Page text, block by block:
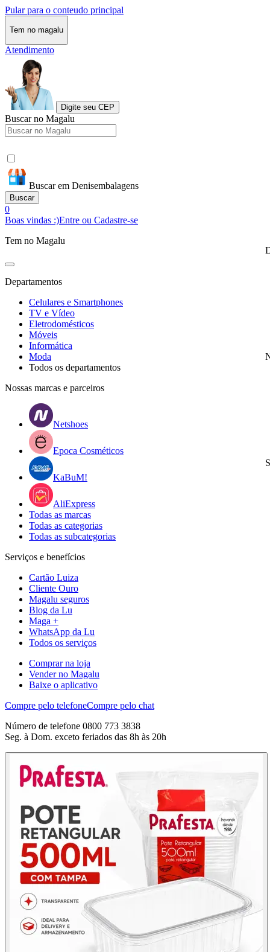
Pular para o conteudo principal
Tem no magalu
Atendimento
Digite seu CEP
Buscar no Magalu
Buscar em Denisembalagens
Buscar
0
Boas vindas :)Entre ou Cadastre-se
Tem no Magalu
Departamentos
Celulares e Smartphones
TV e Vídeo
Eletrodomésticos
Móveis
Informática
Moda
Todos os departamentos
Nossas marcas e parceiros
Netshoes
Epoca Cosméticos
KaBuM!
AliExpress
Todas as marcas
Todas as categorias
Todas as subcategorias
Serviços e benefícios
Cartão Luiza
Cliente Ouro
Magalu seguros
Blog da Lu
Maga +
WhatsApp da Lu
Todos os serviços
Comprar na loja
Vender no Magalu
Baixe o aplicativo
Compre pelo telefoneCompre pelo chat
Número de telefone 0800 773 3838
Seg. à Dom. exceto feriados das 8h às 20h